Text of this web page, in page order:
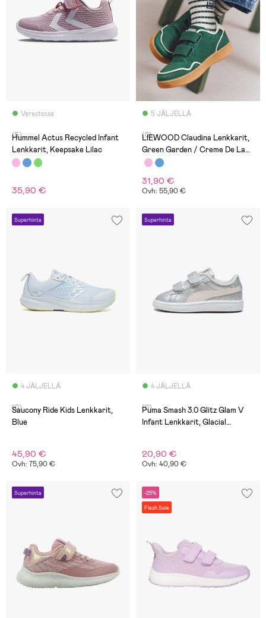
Varastossa
(5)
Hummel Actus Recycled Infant
Lenkkarit, Keepsake Lilac
35,90 €
5 JÄLJELLÄ
(0)
LIEWOOD Claudina Lenkkarit,
Green Garden / Creme De La
Creme
31,90 €
Ovh: 55,90 €
Superhinta
4 JÄLJELLÄ
(0)
Saucony Ride Kids Lenkkarit,
Blue
45,90 €
Ovh: 75,90 €
Superhinta
4 JÄLJELLÄ
(0)
Puma Smash 3.0 Glitz Glam V
Infant Lenkkarit, Glacial
20,90 €
Ovh: 40,90 €
Superhinta -25%
Flash Sale